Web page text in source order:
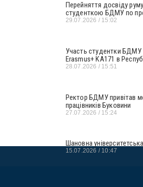
Перейняття досвіду
студенткою БДМУ по
29.07.2026 15:02
Участь студентки БДМУ
Erasmus+ KA171 в
28.07.2026 15:51
Ректор БДМУ привітав
працівників Буковини
27.07.2026 15:24
Шановна
15.07.2026 10:47